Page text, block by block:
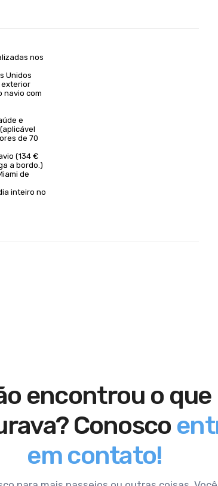
nos
Unidos
exterior
navio com
e
de 70
(134 €
a bordo.)
de
inteiro no
encontrou o que
Conosco
em contato!